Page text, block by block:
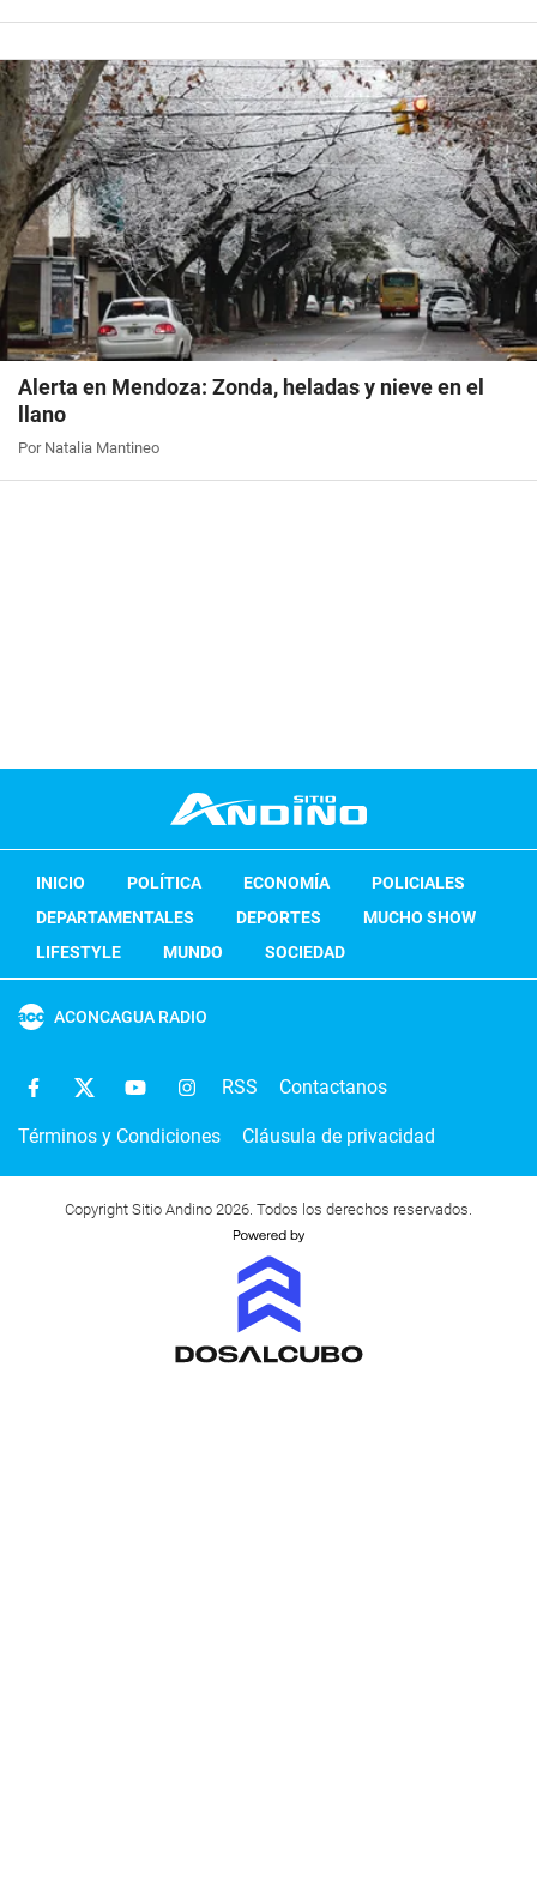
Alerta en Mendoza: Zonda, heladas y nieve en el
llano
Por Natalia Mantineo
INICIO POLÍTICA ECONOMÍA
POLICIALES
DEPARTAMENTALES
DEPORTES
MUCHO SHOW
LIFESTYLE
MUNDO SOCIEDAD
ACONCAGUA RADIO
RSS Contactanos
Términos y Condiciones Cláusula de privacidad
Copyright Sitio Andino 2026. Todos los derechos reservados.